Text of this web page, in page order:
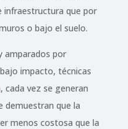
infraestructura que por
o bajo el suelo.
amparados por
impacto, técnicas
cada vez se generan
demuestran que la
menos costosa que la